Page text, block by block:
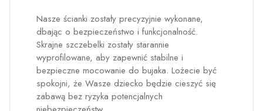
Nasze ścianki zostały precyzyjnie wykonane,
dbając o bezpieczeństwo i funkcjonalność.
Skrajne szczebelki zostały starannie
wyprofilowane, aby zapewnić stabilne i
bezpieczne mocowanie do bujaka. Lożecie być
spokojni, że Wasze dziecko będzie cieszyć się
zabawą bez ryzyka potencjalnych